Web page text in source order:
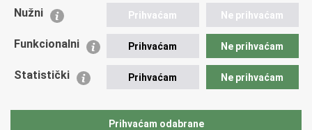
Udruge
Policijska akademija
Zaklada policijske solidarnosti
Vučetić"
Nužni Prihvaćam Ne prihvaćam
Funkcionalni Prihvaćam Ne prihvaćam
Statistički Prihvaćam Ne prihvaćam
Prihvaćam odabrane